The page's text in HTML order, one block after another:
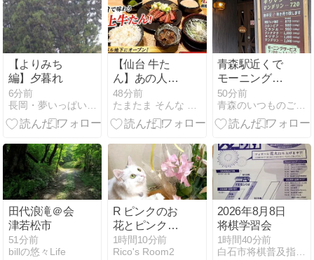
【よりみち
編】夕暮れ
6分前
【仙台 牛た
ん】あの人気
店がエスパル
地下にオープ
ン！厚切り牛
牛たん炭焼 利
久 仙台駅本店
48分前
青森駅近くで
モーニング！
「珈琲舎」の
トーストがお
いしすぎた
50分前
青森のいつものごはん ゆこの地元民おすすめグルメ
田代浪滝＠会
津若松市
51分前
billの悠々Life
R ピンクのお
花とピンクの
お鼻『マンデ
ビラと白猫く
1時間10分前
Rico's Room2
2026年8月8日
将棋学習会
1時間40分前
白石市将棋普及指導員のブログ